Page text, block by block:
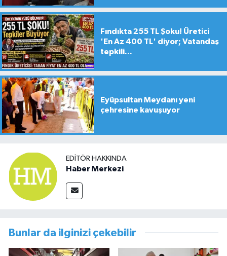
Fındıkta 255 TL Şoku! Üretici
'En Az 400 TL' diyor; Vatandaş
tepkili...
Eyüpsultan Meydanı yeni
çehresine kavuşuyor
EDITÖR HAKKINDA
Haber Merkezi
Bunlar da ilginizi çekebilir